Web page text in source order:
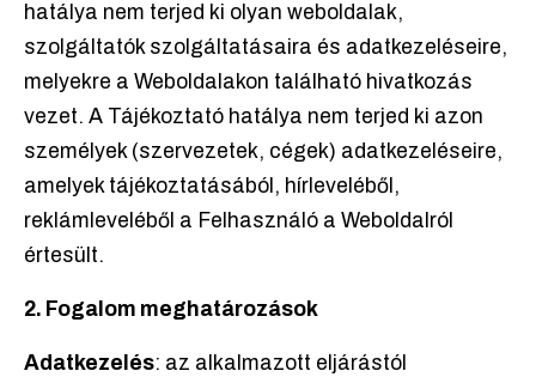
hatálya nem terjed ki olyan weboldalak,
szolgáltatók szolgáltatásaira és adatkezeléseire,
melyekre a Weboldalakon található hivatkozás
vezet. A Tájékoztató hatálya nem terjed ki azon
személyek (szervezetek, cégek) adatkezeléseire,
amelyek tájékoztatásából, hírleveléből,
reklámleveléből a Felhasználó a Weboldalról
értesült.
2. Fogalom meghatározások
Adatkezelés: az alkalmazott eljárástól